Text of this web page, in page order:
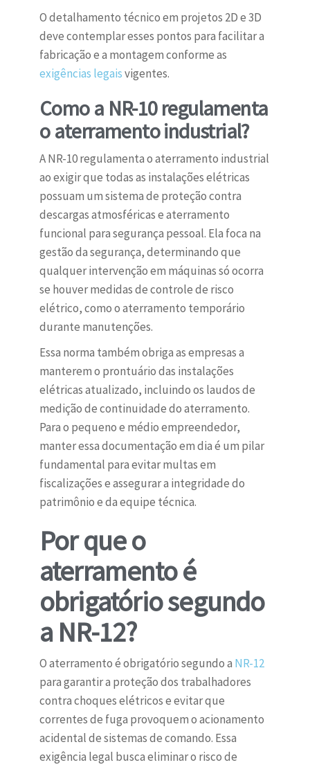
O detalhamento técnico em projetos 2D e 3D
deve contemplar esses pontos para facilitar a
fabricação e a montagem conforme as
exigências legaisvigentes.
Como a NR-10 regulamenta
o aterramento industrial?
A NR-10 regulamenta o aterramento industrial
ao exigir que todas as instalações elétricas
possuam um sistema de proteção contra
descargas atmosféricas e aterramento
funcional para segurança pessoal. Ela foca na
gestão da segurança, determinando que
qualquer intervenção em máquinas só ocorra
se houver medidas de controle de risco
elétrico, como o aterramento temporário
durante manutenções.
Essa norma também obriga as empresas a
manterem o prontuário das instalações
elétricas atualizado, incluindo os laudos de
medição de continuidade do aterramento.
Para o pequeno e médio empreendedor,
manter essa documentação em dia é um pilar
fundamental para evitar multas em
fiscalizações e assegurar a integridade do
patrimônio e da equipe técnica.
Por que o
aterramento é
obrigatório segundo
a NR-12?
O aterramento é obrigatório segundo a NR-12
para garantir a proteção dos trabalhadores
contra choques elétricos e evitar que
correntes de fuga provoquem o acionamento
acidental de sistemas de comando. Essa
exigência legal busca eliminar o risco de